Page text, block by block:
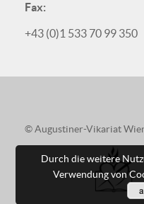
Fax:
+43 (0)1 533 70 99 350
© Augustiner-Vikariat
Durch die weitere
Verwendung von